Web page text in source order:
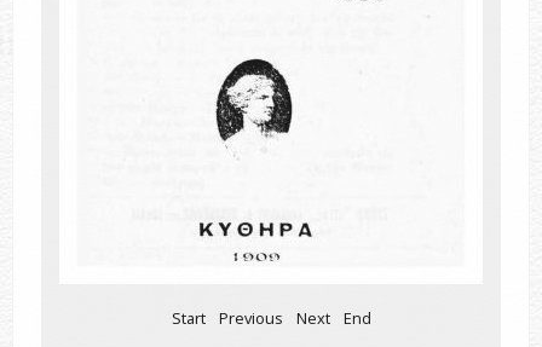
Start Previous Next
End